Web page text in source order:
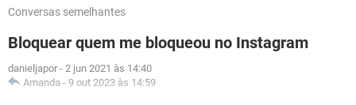
Conversas semelhantes
Bloquear quem me bloqueou no Instagram
danieljapor - 2 jun 2021 às 14:40
Amanda - 9 out 2023 às 14:59